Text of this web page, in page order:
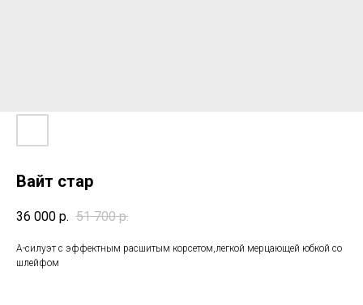
Вайт стар
36 000 р. 51 700 р.
А-силуэт с эффектным расшитым корсетом,легкой мерцающей юбкой со
шлейфом